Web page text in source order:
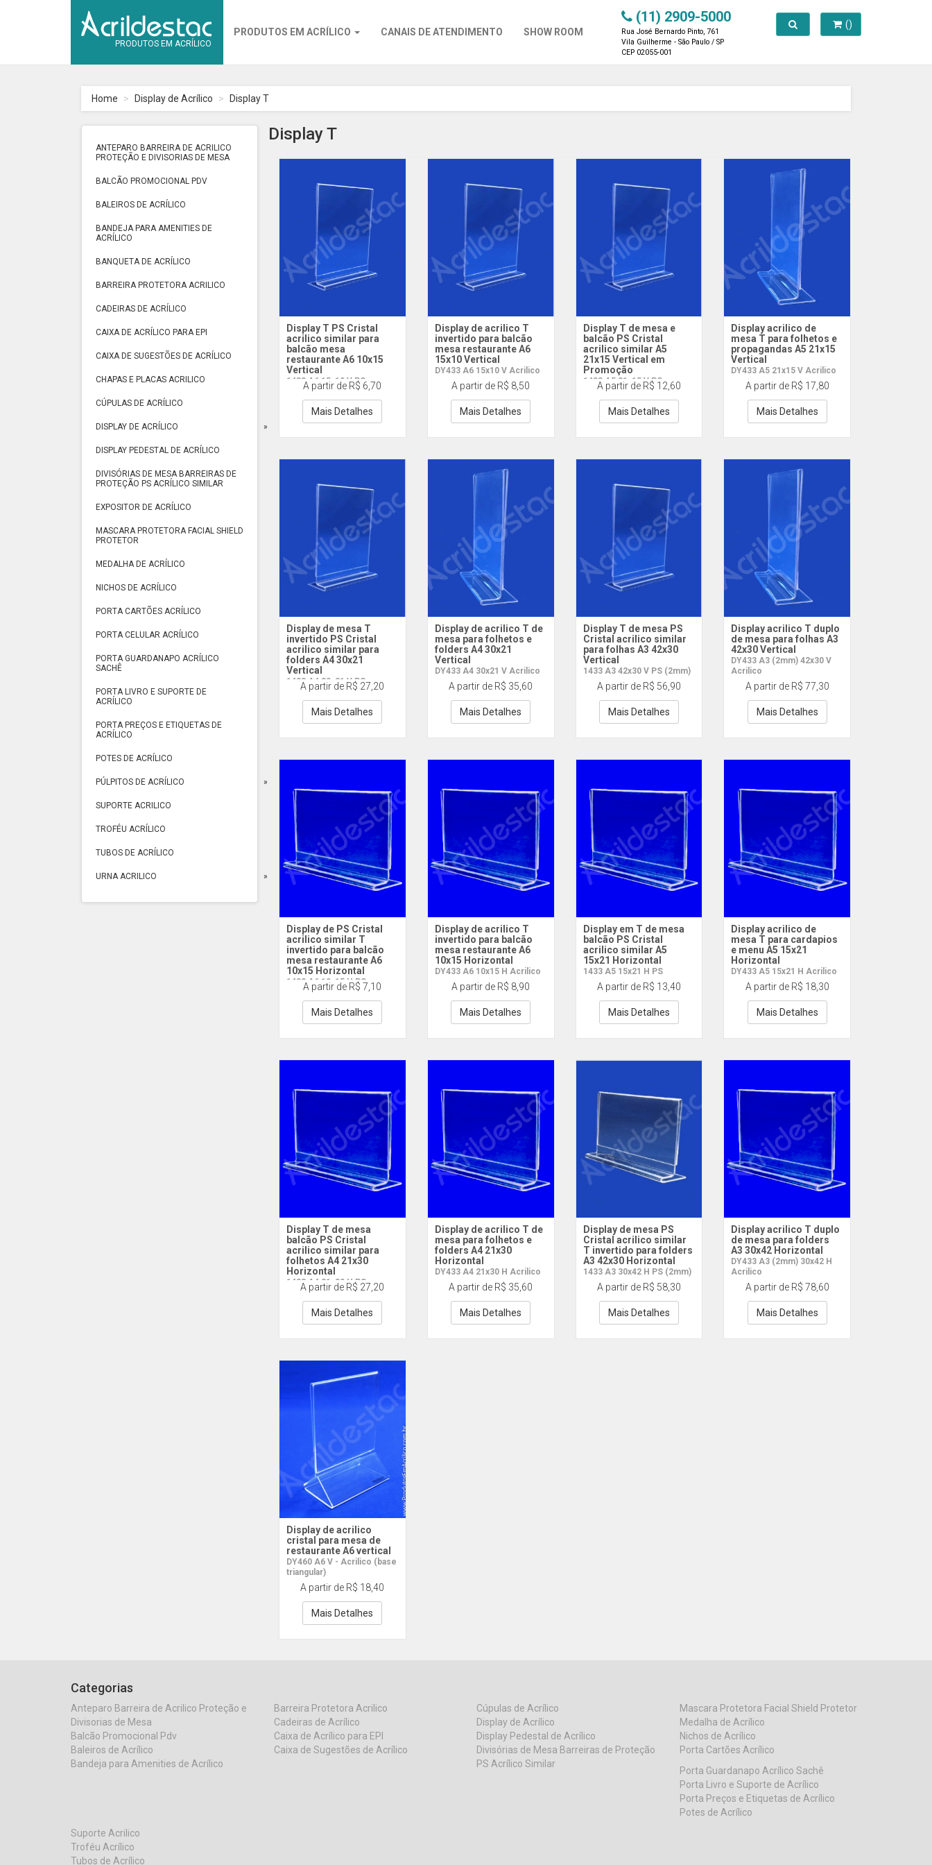
PRODUTOS EM ACRÍLICO
PRODUTOS EM ACRÍLICO CANAIS DE ATENDIMENTO SHOW ROOM
(11) 2909-5000
Rua José Bernardo Pinto, 761
Vila Guilherme - São Paulo / SP
CEP 02055-001
()
Toggle search
Home Display de Acrílico Display T
ANTEPARO BARREIRA DE ACRILICO
PROTEÇÃO E DIVISORIAS DE MESA
BALCÃO PROMOCIONAL PDV
BALEIROS DE ACRÍLICO
BANDEJA PARA AMENITIES DE
ACRÍLICO
BANQUETA DE ACRÍLICO
BARREIRA PROTETORA ACRILICO
CADEIRAS DE ACRÍLICO
CAIXA DE ACRÍLICO PARA EPI
CAIXA DE SUGESTÕES DE ACRÍLICO
CHAPAS E PLACAS ACRILICO
CÚPULAS DE ACRÍLICO
DISPLAY DE ACRÍLICO
DISPLAY PEDESTAL DE ACRÍLICO
DIVISÓRIAS DE MESA BARREIRAS DE
PROTEÇÃO PS ACRÍLICO SIMILAR
EXPOSITOR DE ACRÍLICO
MASCARA PROTETORA FACIAL SHIELD
PROTETOR
MEDALHA DE ACRÍLICO
NICHOS DE ACRÍLICO
PORTA CARTÕES ACRÍLICO
PORTA CELULAR ACRÍLICO
PORTA GUARDANAPO ACRÍLICO
SACHÊ
PORTA LIVRO E SUPORTE DE
ACRÍLICO
PORTA PREÇOS E ETIQUETAS DE
ACRÍLICO
POTES DE ACRÍLICO
PÚLPITOS DE ACRÍLICO
SUPORTE ACRILICO
TROFÉU ACRÍLICO
TUBOS DE ACRÍLICO
URNA ACRILICO
Display T
Display T PS Cristal
acrilico similar para
balcão mesa
restaurante A6 10x15
Vertical
1433 A6 15x10 V PS
A partir de R$ 6,70
Mais Detalhes
Display de acrilico T
invertido para balcão
mesa restaurante A6
15x10 Vertical
DY433 A6 15x10 V Acrilico
A partir de R$ 8,50
Mais Detalhes
Display T de mesa e
balcão PS Cristal
acrilico similar A5
21x15 Vertical em
Promoção
1433 A5 21x15 V PS
A partir de R$ 12,60
Mais Detalhes
Display acrilico de
mesa T para folhetos e
propagandas A5 21x15
Vertical
DY433 A5 21x15 V Acrilico
A partir de R$ 17,80
Mais Detalhes
Display de mesa T
invertido PS Cristal
acrilico similar para
folders A4 30x21
Vertical
1433 A4 30x21 V PS
A partir de R$ 27,20
Mais Detalhes
Display de acrilico T de
mesa para folhetos e
folders A4 30x21
Vertical
DY433 A4 30x21 V Acrilico
A partir de R$ 35,60
Mais Detalhes
Display T de mesa PS
Cristal acrilico similar
para folhas A3 42x30
Vertical
1433 A3 42x30 V PS (2mm)
A partir de R$ 56,90
Mais Detalhes
Display acrilico T duplo
de mesa para folhas A3
42x30 Vertical
DY433 A3 (2mm) 42x30 V
Acrilico
A partir de R$ 77,30
Mais Detalhes
Display de PS Cristal
acrilico similar T
invertido para balcão
mesa restaurante A6
10x15 Horizontal
1433 A6 10x15 H PS
A partir de R$ 7,10
Mais Detalhes
Display de acrilico T
invertido para balcão
mesa restaurante A6
10x15 Horizontal
DY433 A6 10x15 H Acrilico
A partir de R$ 8,90
Mais Detalhes
Display em T de mesa
balcão PS Cristal
acrilico similar A5
15x21 Horizontal
1433 A5 15x21 H PS
A partir de R$ 13,40
Mais Detalhes
Display acrilico de
mesa T para cardapios
e menu A5 15x21
Horizontal
DY433 A5 15x21 H Acrilico
A partir de R$ 18,30
Mais Detalhes
Display T de mesa
balcão PS Cristal
acrilico similar para
folhetos A4 21x30
Horizontal
1433 A4 21x30 H PS
A partir de R$ 27,20
Mais Detalhes
Display de acrilico T de
mesa para folhetos e
folders A4 21x30
Horizontal
DY433 A4 21x30 H Acrilico
A partir de R$ 35,60
Mais Detalhes
Display de mesa PS
Cristal acrilico similar
T invertido para folders
A3 42x30 Horizontal
1433 A3 30x42 H PS (2mm)
A partir de R$ 58,30
Mais Detalhes
Display acrilico T duplo
de mesa para folders
A3 30x42 Horizontal
DY433 A3 (2mm) 30x42 H
Acrilico
A partir de R$ 78,60
Mais Detalhes
Display de acrilico
cristal para mesa de
restaurante A6 vertical
DY460 A6 V - Acrilico (base
triangular)
A partir de R$ 18,40
Mais Detalhes
Categorias
Anteparo Barreira de Acrilico Proteção e
Divisorias de Mesa
Balcão Promocional Pdv
Baleiros de Acrílico
Bandeja para Amenities de Acrílico
Barreira Protetora Acrilico
Cadeiras de Acrílico
Caixa de Acrílico para EPI
Caixa de Sugestões de Acrílico
Cúpulas de Acrílico
Display de Acrílico
Display Pedestal de Acrílico
Divisórias de Mesa Barreiras de Proteção
PS Acrílico Similar
Mascara Protetora Facial Shield Protetor
Medalha de Acrílico
Nichos de Acrílico
Porta Cartões Acrílico
Porta Guardanapo Acrílico Sachê
Porta Livro e Suporte de Acrílico
Porta Preços e Etiquetas de Acrílico
Potes de Acrílico
Suporte Acrilico
Troféu Acrílico
Tubos de Acrílico